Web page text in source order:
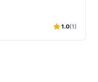
1.0(1)